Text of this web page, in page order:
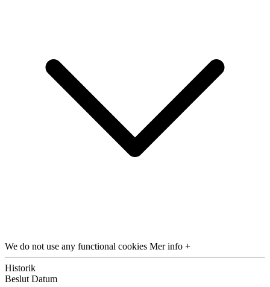
We do not use any functional cookies Mer info +
Historik
Beslut Datum